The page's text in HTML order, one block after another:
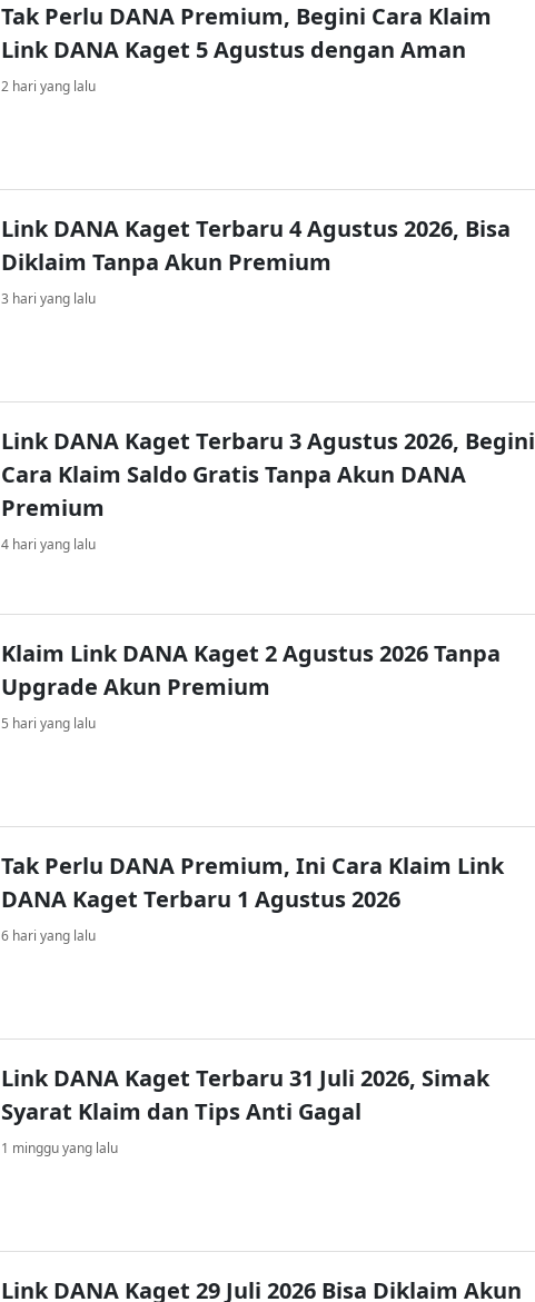
Tak Perlu DANA Premium, Begini Cara Klaim
Link DANA Kaget 5 Agustus dengan Aman
2 hari yang lalu
Link DANA Kaget Terbaru 4 Agustus 2026, Bisa
Diklaim Tanpa Akun Premium
3 hari yang lalu
Link DANA Kaget Terbaru 3 Agustus 2026, Begini
Cara Klaim Saldo Gratis Tanpa Akun DANA
Premium
4 hari yang lalu
Klaim Link DANA Kaget 2 Agustus 2026 Tanpa
Upgrade Akun Premium
5 hari yang lalu
Tak Perlu DANA Premium, Ini Cara Klaim Link
DANA Kaget Terbaru 1 Agustus 2026
6 hari yang lalu
Link DANA Kaget Terbaru 31 Juli 2026, Simak
Syarat Klaim dan Tips Anti Gagal
1 minggu yang lalu
Link DANA Kaget 29 Juli 2026 Bisa Diklaim Akun